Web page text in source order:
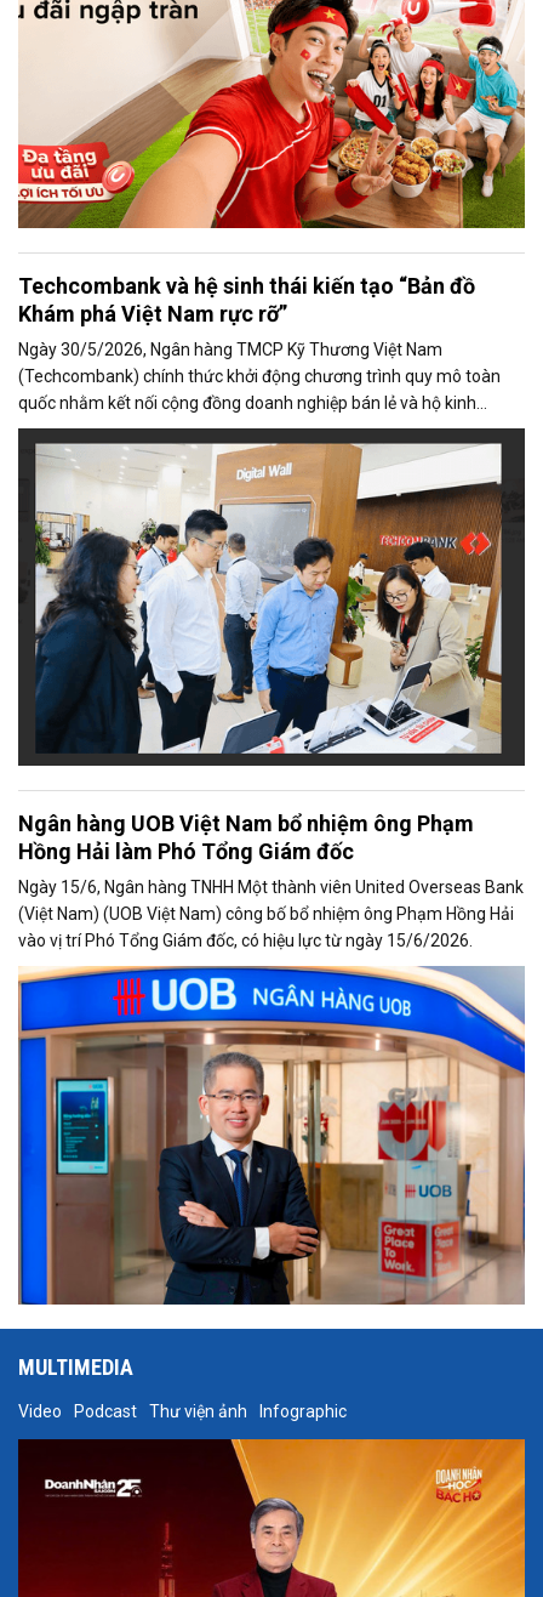
Techcombank và hệ sinh thái kiến tạo “Bản đồ
Khám phá Việt Nam rực rỡ”
Ngày 30/5/2026, Ngân hàng TMCP Kỹ Thương Việt Nam
(Techcombank) chính thức khởi động chương trình quy mô toàn
quốc nhằm kết nối cộng đồng doanh nghiệp bán lẻ và hộ kinh
doanh trong các lĩnh vực du lịch, ẩm thực, lưu trú và giải trí với hơn
25 triệu khách hàng trong hệ sinh thái số của Techcombank.
Chương trình được khởi động tại Quảng Ninh, Đà Nẵng, Nha Trang
và sẽ tiếp tục mở rộng đến các địa bàn trọng điểm du lịch trên toàn
quốc trong thời gian tới.
Ngân hàng UOB Việt Nam bổ nhiệm ông Phạm
Hồng Hải làm Phó Tổng Giám đốc
Ngày 15/6, Ngân hàng TNHH Một thành viên United Overseas Bank
(Việt Nam) (UOB Việt Nam) công bố bổ nhiệm ông Phạm Hồng Hải
vào vị trí Phó Tổng Giám đốc, có hiệu lực từ ngày 15/6/2026.
MULTIMEDIA
Video Podcast Thư viện ảnh Infographic